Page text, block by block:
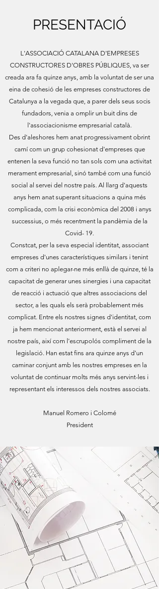
PRESENTACIÓ
L'ASSOCIACIÓ CATALANA D'EMPRESES
CONSTRUCTORES D'OBRES PÚBLIQUES, va ser
creada ara fa quinze anys, amb la voluntat de ser una
eina de cohesió de les empreses constructores de
Catalunya a la vegada que, a parer dels seus socis
fundadors, venia a omplir un buit dins de
l'associacionisme empresarial català.
Des d'aleshores hem anat progressivament obrint
camí com un grup cohesionat d'empreses que
entenen la seva funció no tan sols com una activitat
merament empresarial, sinó també com una funció
social al servei del nostre país. Al llarg d'aquests
anys hem anat superant situacions a quina més
complicada, com la crisi econòmica del 2008 i anys
successius, o més recentment la pandèmia de la
Covid- 19.
Constcat, per la seva especial identitat, associant
empreses d'unes característiques similars i tenint
com a criteri no aplegar-ne més enllà de quinze, té la
capacitat de generar unes sinergies i una capacitat
de reacció i actuació que altres associacions del
sector, a les quals els serà probablement més
complicat. Entre els nostres signes d'identitat, com
ja hem mencionat anteriorment, està el servei al
nostre país, així com l'escrupolós compliment de la
legislació. Han estat fins ara quinze anys d'un
caminar conjunt amb les nostres empreses en la
voluntat de continuar molts més anys servint-les i
representant els interessos dels nostres associats.
Manuel Romero i Colomé
President